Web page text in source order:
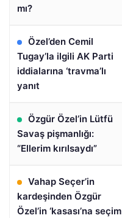
mı?
Özel’den Cemil
Tugay’la ilgili AK Parti
iddialarına ‘travma’lı
yanıt
Özgür Özel’in Lütfü
Savaş pişmanlığı:
“Ellerim kırılsaydı”
Vahap Seçer’in
kardeşinden Özgür
Özel’in ‘kasası’na seçim